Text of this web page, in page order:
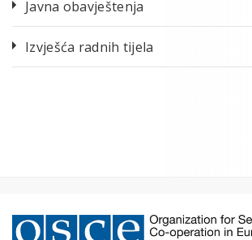
Javna obavještenja
Izvješća radnih tijela